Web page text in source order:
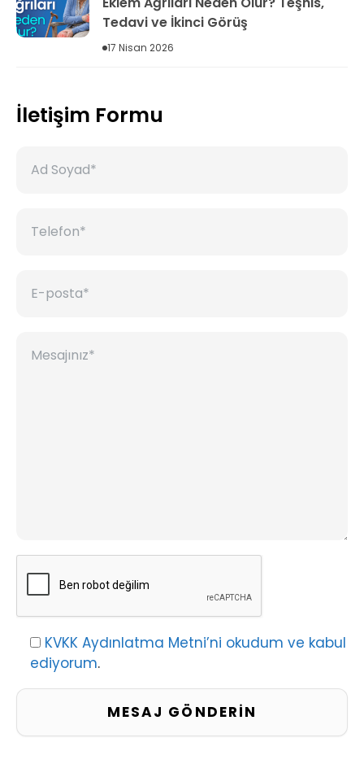
Tedavi ve İkinci Görüş
17 Nisan 2026
İletişim Formu
KVKK Aydınlatma Metni’ni okudum ve kabul
ediyorum.